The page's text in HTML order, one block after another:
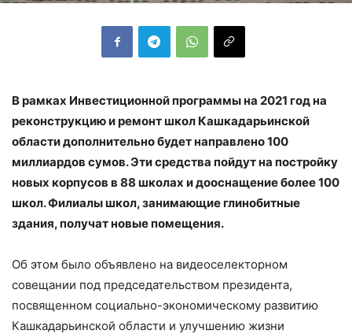
В рамках Инвестиционной программы на 2021 год на
реконструкцию и ремонт школ Кашкадарьинской
области дополнительно будет направлено 100
миллиардов сумов. Эти средства пойдут на постройку
новых корпусов в 88 школах и дооснащение более 100
школ. Филиалы школ, занимающие глинобитные
здания, получат новые помещения.
Об этом было объявлено на видеоселекторном
совещании под председательством президента,
посвященном социально-экономическому развитию
Кашкадарьинской области и улучшению жизни